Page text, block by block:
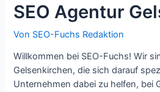
SEO Agentur
Von SEO-Fuchs Redaktion
Willkommen bei SEO-Fuchs! Wir
Gelsenkirchen, die sich darauf
Unternehmen dabei zu helfen, bei